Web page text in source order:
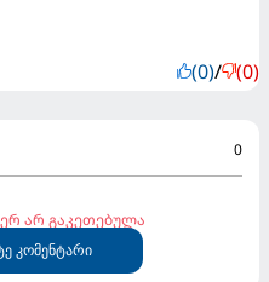
(0)/ (0)
0
არ გაკეთებულა
კომენტარი